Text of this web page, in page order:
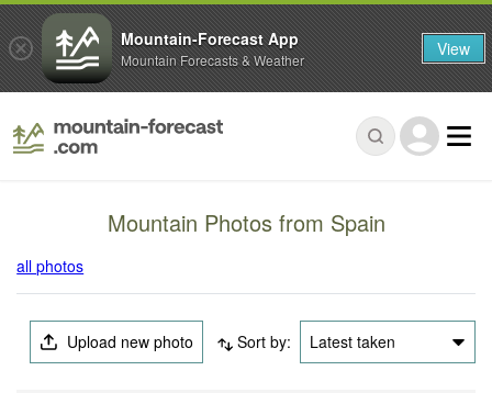
Mountain Photos from Spain
all photos
Upload new photo Sort by: Latest taken
Mountain-Forecast App
Mountain Forecasts & Weather View